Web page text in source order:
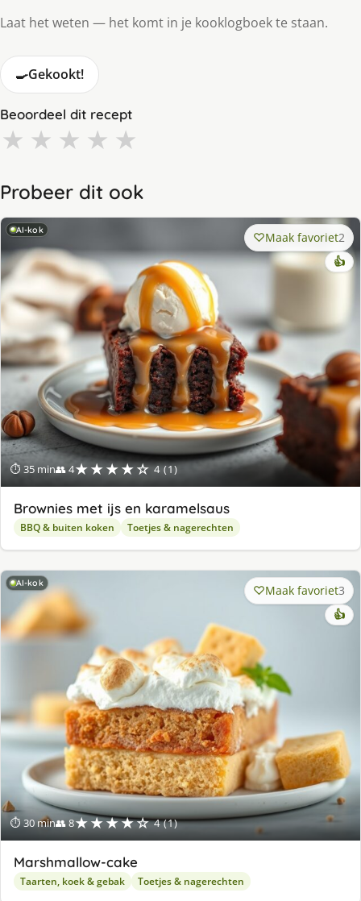
Laat het weten — het komt in je kooklogboek te staan.
🍳Gekookt!
Beoordeel dit recept
★ ★ ★ ★ ★
Probeer dit ook
AI-kok
⏱ 35 min👥 4★★★★☆ 4 (1)
Maak favoriet2
👍
Brownies met ijs en karamelsaus
BBQ & buiten koken Toetjes & nagerechten
AI-kok
⏱ 30 min👥 8★★★★☆ 4 (1)
Maak favoriet3
👍
Marshmallow-cake
Taarten, koek & gebak Toetjes & nagerechten